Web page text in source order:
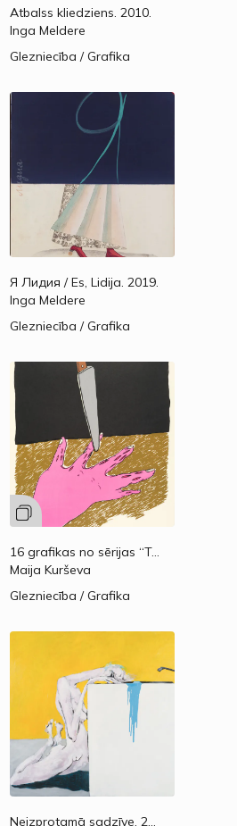
Atbalss kliedziens. 2010.
Inga Meldere
Glezniecība / Grafika
Я Лидия / Es, Lidija. 2019.
Inga Meldere
Glezniecība / Grafika
2008.—2010.
16 grafikas no sērijas “Trīskājains gadījums”.
Maija Kurševa
Glezniecība / Grafika
Neizprotamā sadzīve. 2009.